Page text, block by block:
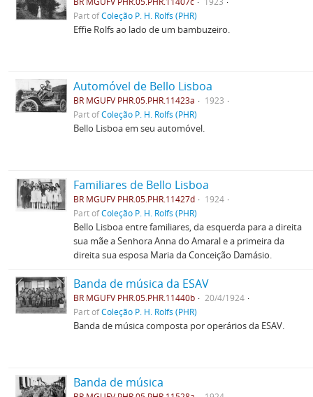
Part ofColeção P. H. Rolfs (PHR)
Effie Rolfs ao lado de um bambuzeiro.
Automóvel de Bello Lisboa
BR MGUFV PHR.05.PHR.11423a
1923
Part ofColeção P. H. Rolfs (PHR)
Bello Lisboa em seu automóvel.
Familiares de Bello Lisboa
BR MGUFV PHR.05.PHR.11427d
1924
Part ofColeção P. H. Rolfs (PHR)
Bello Lisboa entre familiares, da esquerda para a direita
sua mãe a Senhora Anna do Amaral e a primeira da
direita sua esposa Maria da Conceição Damásio.
Banda de música da ESAV
BR MGUFV PHR.05.PHR.11440b
20/4/1924
Part ofColeção P. H. Rolfs (PHR)
Banda de música composta por operários da ESAV.
Banda de música